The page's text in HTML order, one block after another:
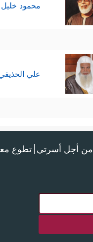
محمود
علي
من أجل أسرتي تطوع